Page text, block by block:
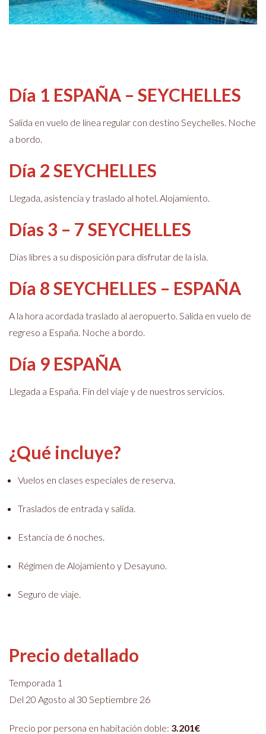
Día 1 ESPAÑA – SEYCHELLES
Salida en vuelo de línea regular con destino Seychelles. Noche
a bordo.
Día 2 SEYCHELLES
Llegada, asistencia y traslado al hotel. Alojamiento.
Días 3 – 7 SEYCHELLES
Días libres a su disposición para disfrutar de la isla.
Día 8 SEYCHELLES – ESPAÑA
A la hora acordada traslado al aeropuerto. Salida en vuelo de
regreso a España. Noche a bordo.
Día 9 ESPAÑA
Llegada a España. Fin del viaje y de nuestros servicios.
¿Qué incluye?
Vuelos en clases especiales de reserva.
Traslados de entrada y salida.
Estancia de 6 noches.
Régimen de Alojamiento y Desayuno.
Seguro de viaje.
Precio detallado
Temporada 1
Del 20 Agosto al 30 Septiembre 26
Precio por persona en habitación doble: 3.201€